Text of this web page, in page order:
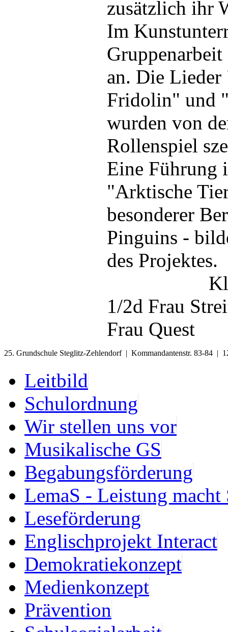
zusätzlich ihr
Im
an. Die
Fridolin" und
wurden von
Rollenspiel
Eine Führung
"Arktische
besonderer
Pinguins -
des Projektes.
1/2d Frau
Frau Quest
25. Grundschule Steglitz-Zehlendorf | Kommandantenstr. 83-84
Leitbild
Schulordnung
Wir stellen uns vor
Musikalische GS
Begabungsförderung
LemaS - Leistung macht
Leseförderung
Englischprojekt Interact
Demokratiekonzept
Medienkonzept
Prävention